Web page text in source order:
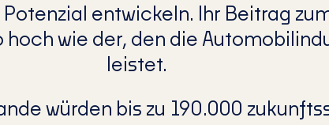
entwickeln. Ihr Beitrag
hoch wie der, den die
leistet.
würden bis zu 190.000